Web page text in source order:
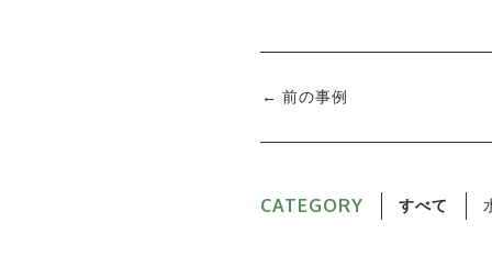
前の事例
CATEGORY すべて